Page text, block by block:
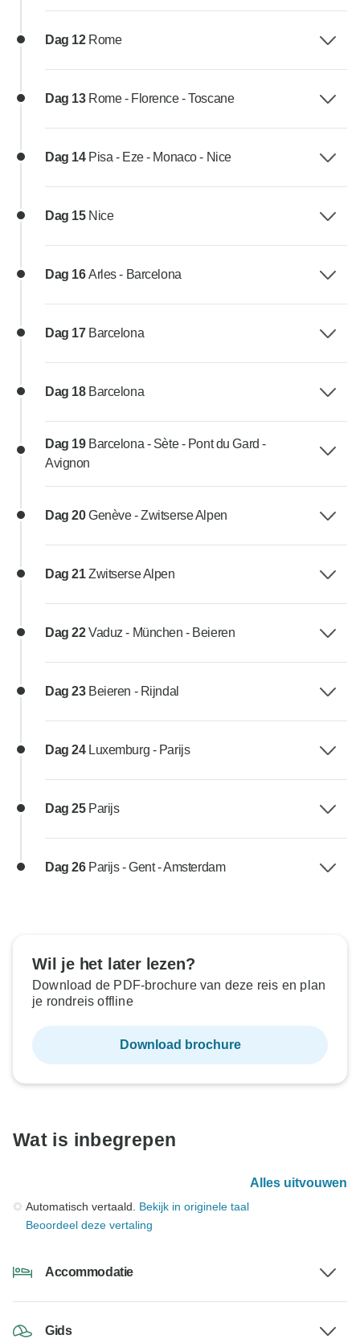
Dag 12 Rome
Dag 13 Rome - Florence - Toscane
Dag 14 Pisa - Eze - Monaco - Nice
Dag 15 Nice
Dag 16Arles - Barcelona
Dag 17 Barcelona
Dag 18 Barcelona
Dag 19 Barcelona - Sète - Pont du Gard -
Avignon
Dag 20Genève - Zwitserse Alpen
Dag 21Zwitserse Alpen
Dag 22Vaduz - München - Beieren
Dag 23 Beieren - Rijndal
Dag 24 Luxemburg - Parijs
Dag 25 Parijs
Dag 26 Parijs - Gent - Amsterdam
Wil je het later lezen?
Download de PDF-brochure van deze reis en plan
je rondreis offline
Download brochure
Wat is inbegrepen
Alles uitvouwen
Automatisch vertaald. Bekijk in originele taal
Beoordeel deze vertaling
Accommodatie
Gids